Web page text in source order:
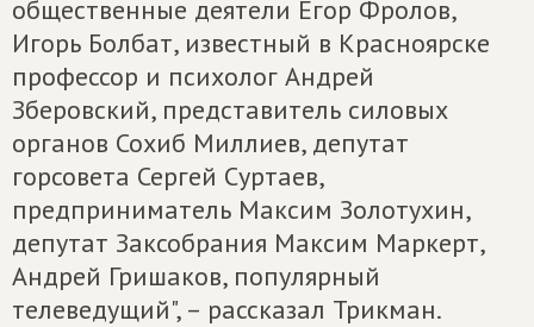
общественные деятели Егор Фролов,
Игорь Болбат, известный в Красноярске
профессор и психолог Андрей
Зберовский, представитель силовых
органов Сохиб Миллиев, депутат
горсовета Сергей Суртаев,
предприниматель Максим Золотухин,
депутат Заксобрания Максим Маркерт,
Андрей Гришаков, популярный
телеведущий", – рассказал Трикман.